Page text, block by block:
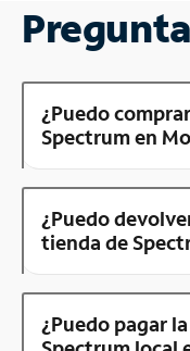
¿Puedo
Spectrum en
¿Puedo
tienda de
¿Puedo pagar